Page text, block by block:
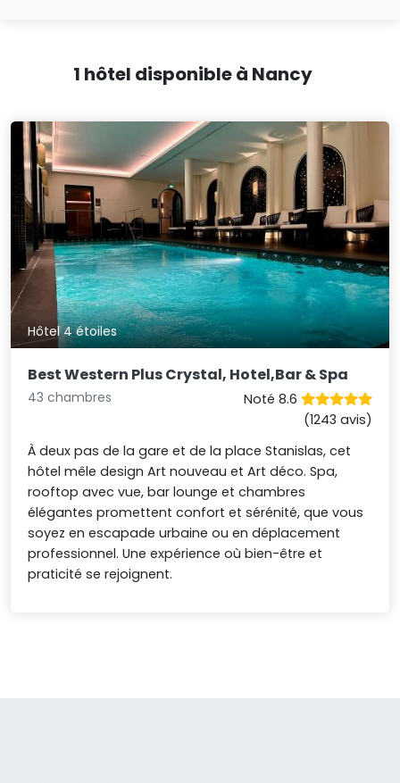
1 hôtel disponible à Nancy
Hôtel 4 étoiles
Best Western Plus Crystal, Hotel,Bar & Spa
43 chambres
Noté 8.6
(1243 avis)
À deux pas de la gare et de la place Stanislas, cet
hôtel mêle design Art nouveau et Art déco. Spa,
rooftop avec vue, bar lounge et chambres
élégantes promettent confort et sérénité, que vous
soyez en escapade urbaine ou en déplacement
professionnel. Une expérience où bien-être et
praticité se rejoignent.